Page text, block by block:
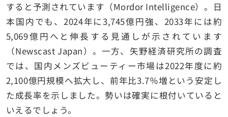
すると予測されています（Mordor Intelligence）。日
本国内でも、2024年に3,745億円強、2033年には約
5,069億円へと伸長する見通しが示されています
（Newscast Japan）。一方、矢野経済研究所の調査
では、国内メンズビューティー市場は2022年度に約
2,100億円規模へ拡大し、前年比3.7％増という安定し
た成長率を示しました。勢いは確実に根付いていると
いえるでしょう。